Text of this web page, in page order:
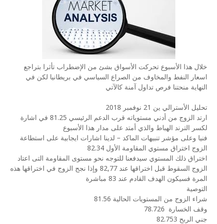
خلال هذا الأسبوع تحركت الأسواق بشئ من الإضطراب تأثرا بتراجع
اسعار النفط والمخاوف من الصراع السياسي في بريطانيا لكن في
النهاية منحتنا فرص تداول آمنة كالآتي
تحليل الأسترالي ين 21 نوفمبر 2018
ارتد الزوج من أدني مستوياته قرب الدعم الرئيسي 81.25 في اشارة
لكسر الترند الهباط والذي أمتد على مدار هذا الأسبوع
فنيا وعلى مؤشر تنبيهات الماكد – لدينا اشارات ايجابية على استطاعة
الزوج اختراق مستوي المقاومة الأول 82.34
اختراق ذلك المستوي سيدفعنا للتوجه نحو مستوى المقاومة التى اعتاد
الزوج السقوط قبل اختراقها عند 82,77 وإذا نجح الزوج في اختراقها هذه
المرة فسيكون الهدف القادم عند 83 مباشرة
التوصية
شراء الزوج من المستويات الحالية 81.56
وقف الخسارة 78.726
جني الربح 82.753